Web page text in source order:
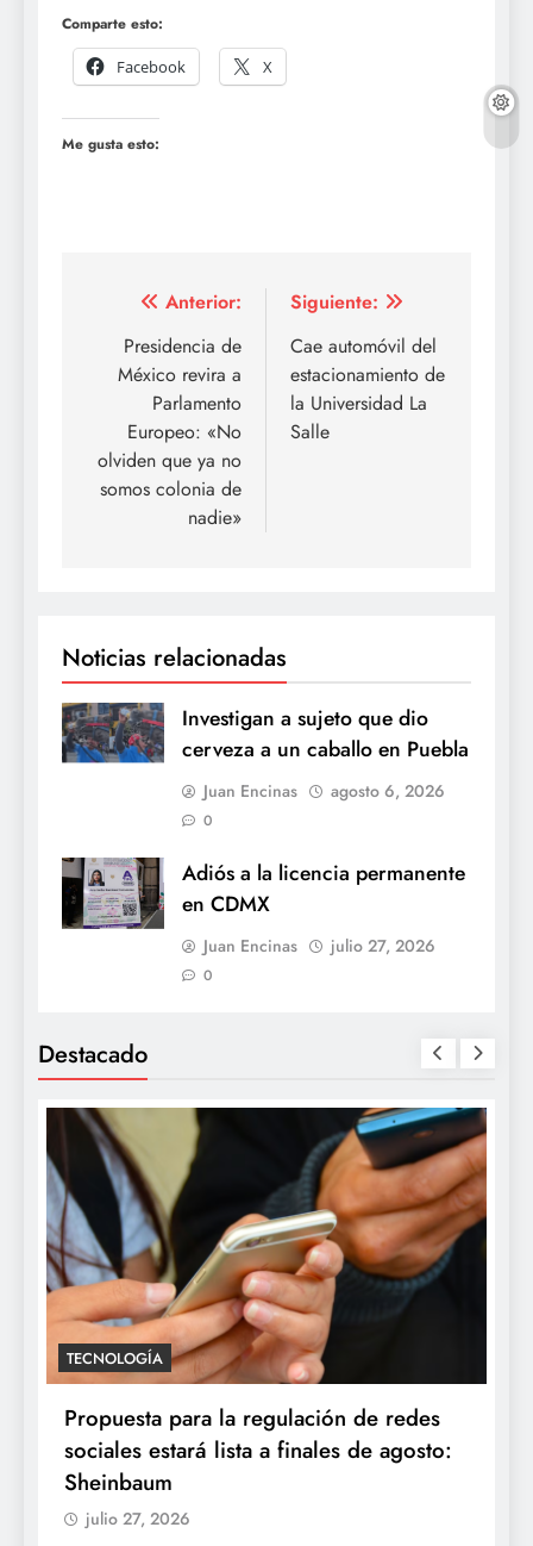
Comparte esto:
Facebook
X
Me gusta esto:
Navegación
entradas
Anterior:
Presidencia de
México revira a
Parlamento
Europeo: «No
olviden que ya no
somos colonia de
nadie»
Siguiente:
Cae automóvil del
estacionamiento de
la Universidad La
Salle
Noticias relacionadas
Investigan a sujeto que dio
cerveza a un caballo en Puebla
Juan Encinas agosto 6, 2026
0
Adiós a la licencia permanente
en CDMX
Juan Encinas julio 27, 2026
0
Destacado
TECNOLOGÍA
Propuesta para la regulación de redes
sociales estará lista a finales de agosto:
Sheinbaum
julio 27, 2026